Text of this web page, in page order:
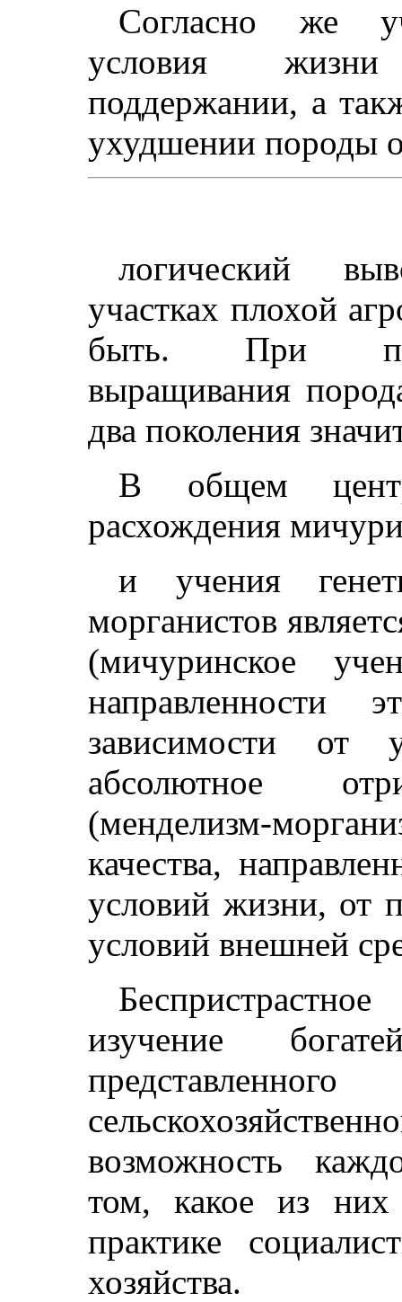
Согласно же
условия
поддержании, а
ухудшении породы
логический
участках плохой
быть. При
выращивания
два поколения
В общем
расхождения
и учения
морганистов
(мичуринское
направленности
зависимости от
абсолютное
(менделизм-
качества,
условий жизни, от
условий внешней
изучение
возможность
том, какое из них
практике
хозяйства.